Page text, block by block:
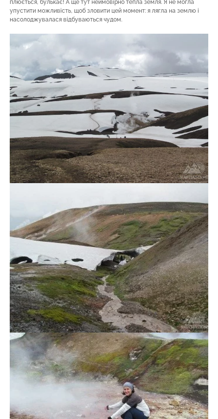
плюється, булькає! А ще тут неймовірно тепла земля. Я не могла
упустити можливість, щоб зловити цей момент: я лягла на землю і
насолоджувалася відбуваються чудом.